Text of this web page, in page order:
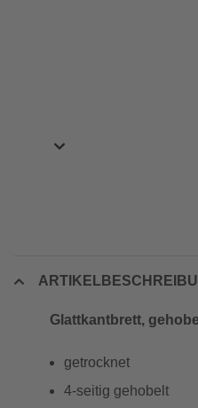
Glattkantbrett,
getrocknet
4-seitig gehobelt